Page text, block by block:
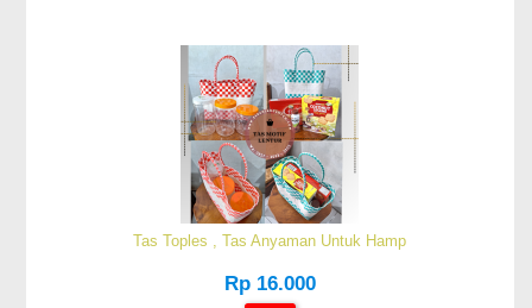
Tas Toples , Tas Anyaman Untuk Hamp
Rp 16.000